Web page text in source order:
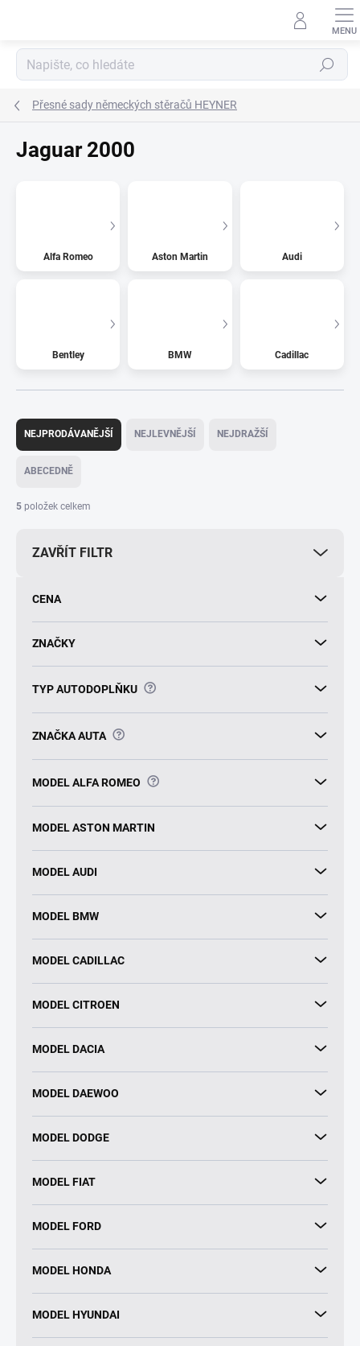
Hledat
Přesné sady německých stěračů HEYNER
Jaguar 2000
Alfa Romeo Aston Martin Audi
Bentley BMW Cadillac
Ř
z
í
NEJPRODÁVANĚJŠÍ NEJLEVNĚJŠÍ NEJDRAŽŠÍ
ABECEDNĚ
5 položek celkem
ZAVŘÍT FILTR
CENA
ZNAČKY
TYP AUTODOPLŇKU ?
ZNAČKA AUTA ?
MODEL ALFA ROMEO ?
MODEL ASTON MARTIN
MODEL AUDI
MODEL BMW
MODEL CADILLAC
MODEL CITROEN
MODEL DACIA
MODEL DAEWOO
MODEL DODGE
MODEL FIAT
MODEL FORD
MODEL HONDA
MODEL HYUNDAI